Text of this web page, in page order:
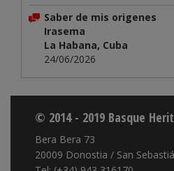
Saber de mis origenes
Irasema
La Habana, Cuba
24/06/2026
© 2014 - 2019 Basque
Bera Bera 73
20009 Donostia / San